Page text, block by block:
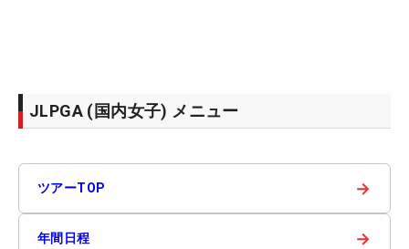
JLPGA (国内女子) メニュー
ツアーTOP →
年間日程 →